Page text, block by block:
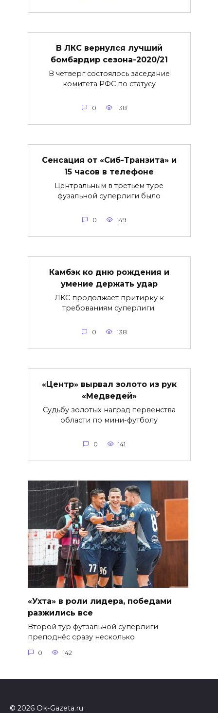
В ЛКС вернулся лучший
бомбардир сезона-2020/21
В четверг состоялось заседание
комитета РФС по статусу
0 138
Сенсация от «Сиб-Транзита» и
15 часов в телефоне
Центральным в третьем туре
фузальной суперлиги было
0 149
Камбэк ко дню рождения и
умение держать удар
ЛКС продолжает притирку к
требованиям суперлиги.
0 138
«Центр» вырвал золото из рук
«Медведей»
Судьбу золотых наград первенства
области по мини-футболу
0 141
«Ухта» в роли лидера, победами
разжились все
Второй тур футзальной суперлиги
преподнёс сразу несколько
0 142
© 2026 Ok-Gazeta.ru